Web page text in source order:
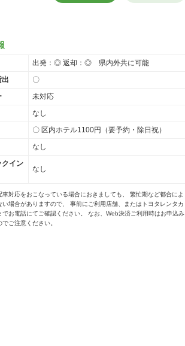
出発：◎ 返却：◎ 県内外共に可能
出
〇
未対応
なし
〇 区内ホテル1100円（要予約・除日祝）
なし
クイン
なし
対応をおこなっている場合におきましても、 繁忙期など都合によ
い場合がありますので、 事前にご利用店舗、またはトヨタレンタカ
でお電話にてご確認ください。 なお、Web決済ご利用時はお申込み
ご注意ください。